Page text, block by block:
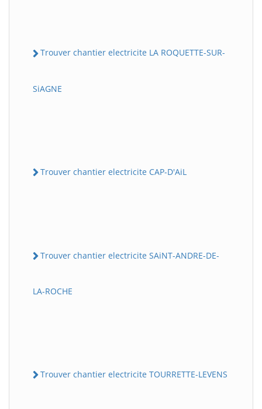
Trouver chantier electricite LA ROQUETTE-SUR-
SiAGNE
Trouver chantier electricite CAP-D'AiL
Trouver chantier electricite SAiNT-ANDRE-DE-
LA-ROCHE
Trouver chantier electricite TOURRETTE-LEVENS